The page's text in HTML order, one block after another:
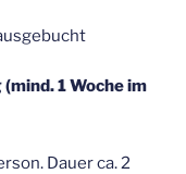
1 Woche im
Dauer ca. 2